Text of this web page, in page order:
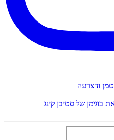
והצרעה
בוגימן של סטיבן קינג